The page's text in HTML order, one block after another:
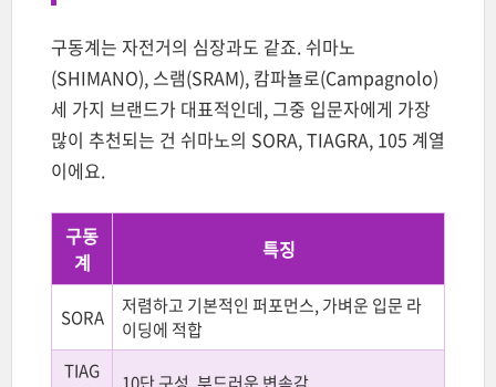
구동계는 자전거의 심장과도 같죠. 쉬마노
(SHIMANO), 스램(SRAM), 캄파뇰로(Campagnolo)
세 가지 브랜드가 대표적인데, 그중 입문자에게 가장
많이 추천되는 건 쉬마노의 SORA, TIAGRA, 105 계열
이에요.
구동
계
특징
SORA
저렴하고 기본적인 퍼포먼스, 가벼운 입문 라
이딩에 적합
TIAG